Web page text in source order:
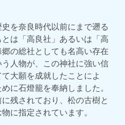
を奈良時代以前にまで遡る
は「高良社」あるいは「高
の総社としても名高い存在
人物が、この神社に強い信
大願を成就したことによ
に石燈籠を奉納しました。
残されており、松の古樹と
に指定されています。